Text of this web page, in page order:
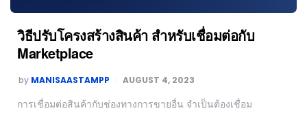
วิธีปรับโครงสร้างสินค้า สำหรับเชื่อมต่อกับ
Marketplace
by MANISAASTAMPP AUGUST 4, 2023
การเชื่อมต่อสินค้ากับช่องทางการขายอื่น จำเป็นต้องเชื่อม